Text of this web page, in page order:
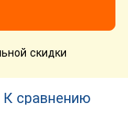
скидки
К сравнению